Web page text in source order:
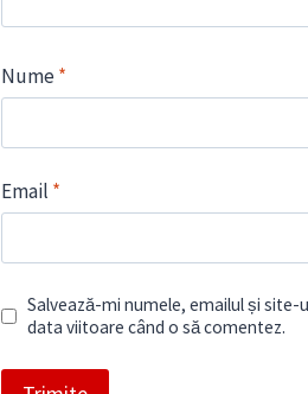
Nume*
Email *
Salvează-mi numele, emailul și
data viitoare când o să comentez.